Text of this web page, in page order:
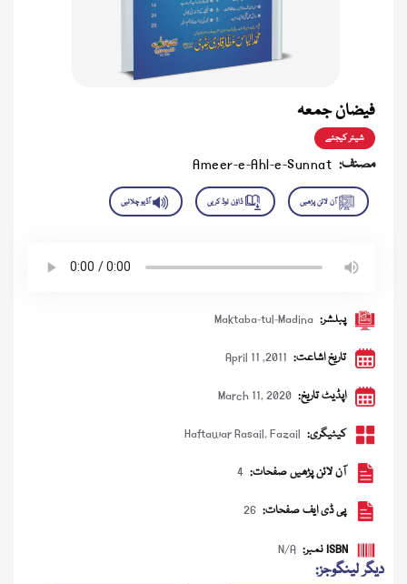
فیضان جمعہ
شیئر کیجئے
مصنف: Ameer-e-Ahl-e-Sunnat
پبلشر: Maktaba-tul-Madina
تاریخ اشاعت: April 11 ,2011
اپڈیٹ تاریخ: March 11, 2020
کیٹیگری: Fazail
,
Haftawar Rasail
آن لائن پڑھیں صفحات: 4
پی ڈی ایف صفحات: 26
ISBN نمبر: N/A
دیگر لینگوجز: